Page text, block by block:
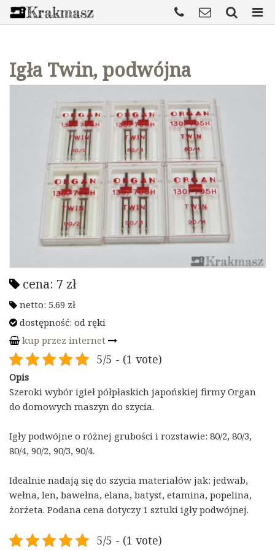
Igła Twin, podwójna
cena: 7 zł
netto: 5.69 zł
dostępność: od ręki
kup przez internet
5/5 - (1 vote)
Opis
Szeroki wybór igieł półpłaskich japońskiej firmy Organ
do domowych maszyn do szycia.
Igły podwójne o różnej grubości i rozstawie: 80/2, 80/3,
80/4, 90/2, 90/3, 90/4.
Idealnie nadają się do szycia materiałów jak: jedwab,
wełna, len, bawełna, elana, batyst, etamina, popelina,
żorżeta. Podana cena dotyczy 1 sztuki igły podwójnej.
5/5 - (1 vote)